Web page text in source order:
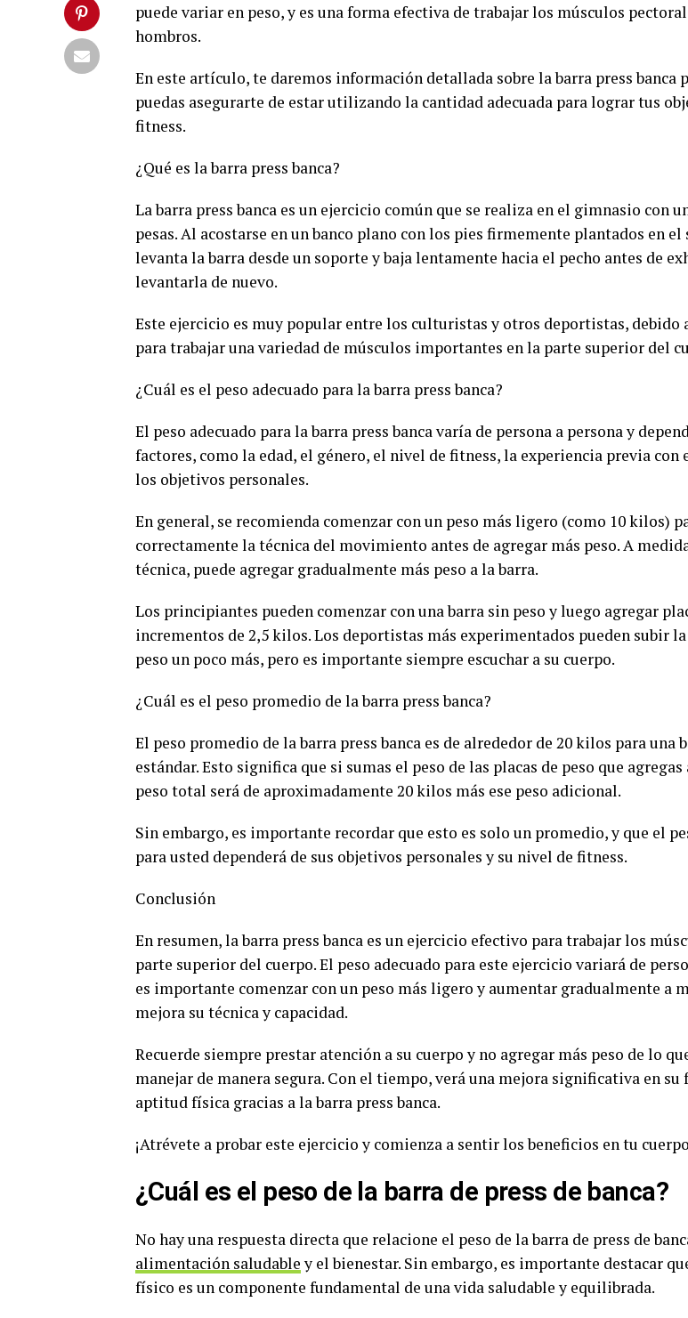
puede variar en peso, y es una forma efectiva de trabajar los músculos
hombros.
En este artículo, te daremos información detallada sobre la barra press banca
puedas asegurarte de estar utilizando la cantidad adecuada para lograr tus
fitness.
¿Qué es la barra press banca?
La barra press banca es un ejercicio común que se realiza en el gimnasio con
pesas. Al acostarse en un banco plano con los pies firmemente plantados en el
levanta la barra desde un soporte y baja lentamente hacia el pecho antes de
levantarla de nuevo.
Este ejercicio es muy popular entre los culturistas y otros deportistas, debido
para trabajar una variedad de músculos importantes en la parte superior del
¿Cuál es el peso adecuado para la barra press banca?
El peso adecuado para la barra press banca varía de persona a persona y
factores, como la edad, el género, el nivel de fitness, la experiencia previa con
los objetivos personales.
En general, se recomienda comenzar con un peso más ligero (como 10 kilos)
correctamente la técnica del movimiento antes de agregar más peso. A
técnica, puede agregar gradualmente más peso a la barra.
Los principiantes pueden comenzar con una barra sin peso y luego agregar
incrementos de 2,5 kilos. Los deportistas más experimentados pueden subir
peso un poco más, pero es importante siempre escuchar a su cuerpo.
¿Cuál es el peso promedio de la barra press banca?
El peso promedio de la barra press banca es de alrededor de 20 kilos para una
estándar. Esto significa que si sumas el peso de las placas de peso que agregas
peso total será de aproximadamente 20 kilos más ese peso adicional.
Sin embargo, es importante recordar que esto es solo un promedio, y que el
para usted dependerá de sus objetivos personales y su nivel de fitness.
Conclusión
En resumen, la barra press banca es un ejercicio efectivo para trabajar los
parte superior del cuerpo. El peso adecuado para este ejercicio variará de
es importante comenzar con un peso más ligero y aumentar gradualmente a
mejora su técnica y capacidad.
Recuerde siempre prestar atención a su cuerpo y no agregar más peso de lo
manejar de manera segura. Con el tiempo, verá una mejora significativa en su
aptitud física gracias a la barra press banca.
¡Atrévete a probar este ejercicio y comienza a sentir los beneficios en tu
¿Cuál es el peso de la barra de press de banca?
No hay una respuesta directa que relacione el peso de la barra de press de
alimentación saludabley el bienestar. Sin embargo, es importante destacar
físico es un componente fundamental de una vida saludable y equilibrada.